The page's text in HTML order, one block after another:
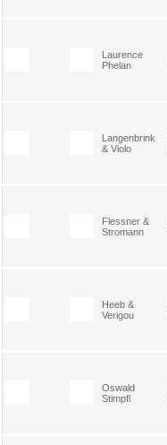
Laurence
Phelan
Langenbrink
& Violo
Flessner &
Stromann
Heeb &
Verigou
Oswald
Stimpfl